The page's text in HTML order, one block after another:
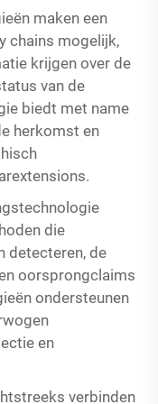
maken een
chains mogelijk,
krijgen over de
van de
biedt met name
herkomst en
die
detecteren, de
oorsprongclaims
ondersteunen
en
verbinden